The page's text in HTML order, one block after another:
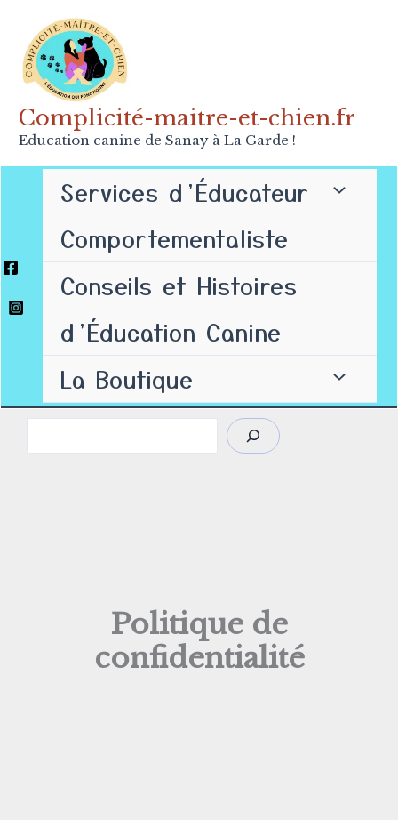
contenu
Complicité-maitre-et-chien.fr
Education canine de Sanay à La Garde !
Services d’Éducateur
Comportementaliste
Conseils et Histoires
d’Éducation Canine
La Boutique
Politique de
confidentialité